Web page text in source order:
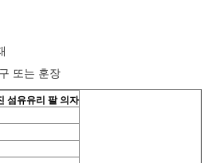
또는 훈장
섬유유리 팔 의자